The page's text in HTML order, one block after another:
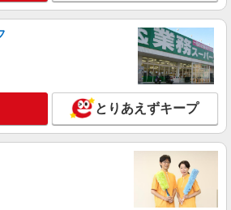
／サ高住／看護小規模多機能／パート／
し
記時給に加えさらに別途月額手当支給あり
一律処遇改善加算含む 〇時間外勤務手当
祝勤務手当 〇夜勤手当 〇深夜勤務手当 〇
始勤務手当 〇早朝7:00〜8:00/夜間18:00〜
は時給25％UP
パナソニック エイジフリーハウス船橋習志野
葉県船橋市習志野台8丁目41番10号
詳細を見る
・アップ
とりあえずキープ